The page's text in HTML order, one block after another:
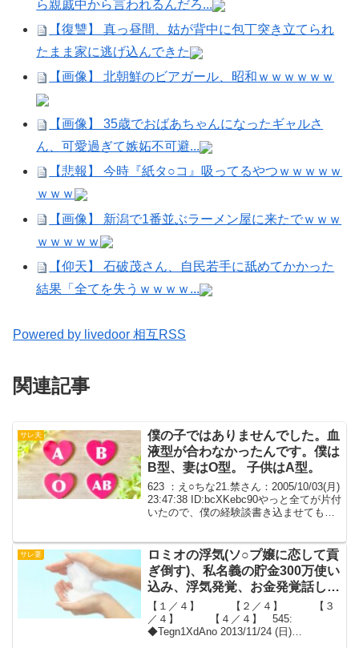
ら親戚中から言われるんだろ...
【復讐】 真っ昼間、姑が背中に包丁突き立てられ
たまま家に逃げ込んできた
【画像】 北朝鮮のビアガール、昭和ｗｗｗｗｗｗ
【画像】 35歳でおばあちゃんになったギャルさ
ん、可愛過ぎて嫉妬不可避...
【悲報】 今時『紙タ○コ』吸ってるやつｗｗｗｗｗ
ｗｗｗ
【画像】 新潟で1番並ぶラーメン屋に来たでｗｗｗ
ｗｗｗｗｗ
【仰天】 石破茂さん、自民若手に舐めてかかった
結果「全てを失うｗｗｗｗ...
Powered by livedoor 相互RSS
関連記事
サレ夫
僕の子ではありませんでした。血
液型が合わなかったんです。僕は
B型、妻はO型。 子供はA型。
623 ：え○ちな21.禁さん：2005/10/03(月)
23:47:38 ID:bcXKebc90やっと全てが片付
いたので、僕の経験談書き込ませてもら
ます。オペ大...
サレ妻
ロミオの浮気(ソ○プ嬢に恋して貢
ぎ倒す)、私名義の貯金300万使い
込み、浮気発覚、お金発覚話し合
いのときのＤⅤ(頬骨骨折、首絞
められる、全身打撲)【１／４】
【１／４】 【２／４】 【３
／４】 【４／４】 545:
◆Tegn1XdAno 2013/11/24 (日)